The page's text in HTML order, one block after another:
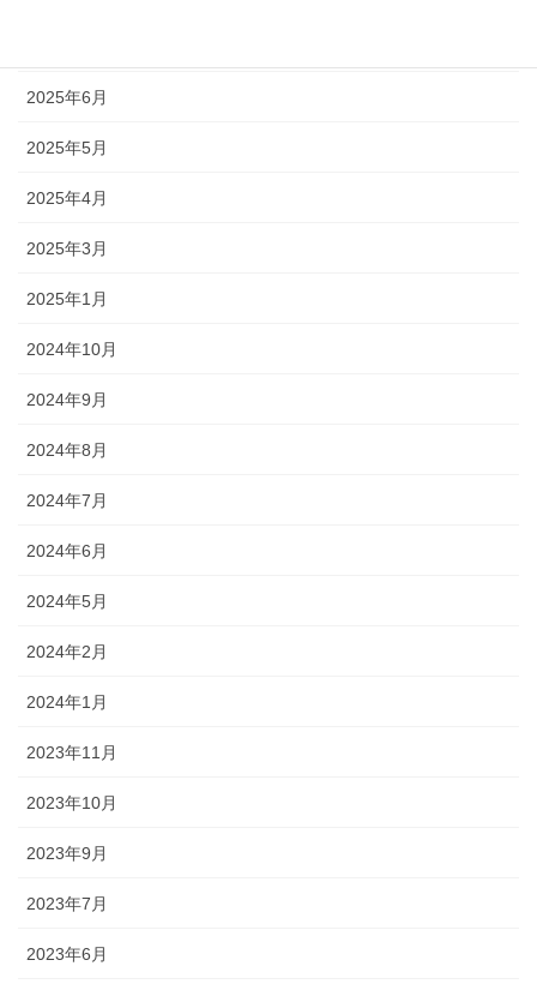
2025年6月
2025年5月
2025年4月
2025年3月
2025年1月
2024年10月
2024年9月
2024年8月
2024年7月
2024年6月
2024年5月
2024年2月
2024年1月
2023年11月
2023年10月
2023年9月
2023年7月
2023年6月